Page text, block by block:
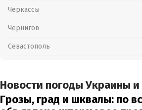
Черкассы
Чернигов
Севастополь
Новости погоды Украины
Грозы, град и шквалы: по